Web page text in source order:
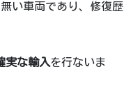
い車両であり、修復歴
実な輸入を行ないま